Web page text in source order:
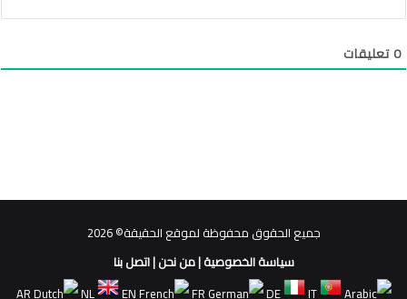
0تعليقات
جميع الحقوق محفوظة لموقع الحقيقة© 2026
سياسة الخصوصية|من نحن|اتصل بنا
AR
NL EN FR DE IT